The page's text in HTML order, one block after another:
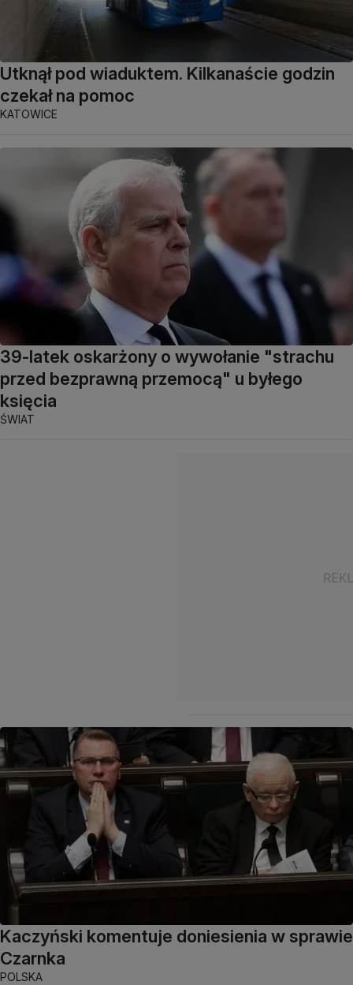
Utknął pod wiaduktem. Kilkanaście godzin
czekał na pomoc
KATOWICE
39-latek oskarżony o wywołanie "strachu
przed bezprawną przemocą" u byłego
księcia
ŚWIAT
Kaczyński komentuje doniesienia w sprawie
Czarnka
POLSKA